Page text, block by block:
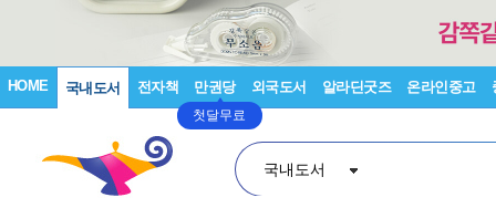
HOME 국내도서 전자책 만권당
첫달무료
외국도서 알라딘굿즈 온라인중고
국내도서